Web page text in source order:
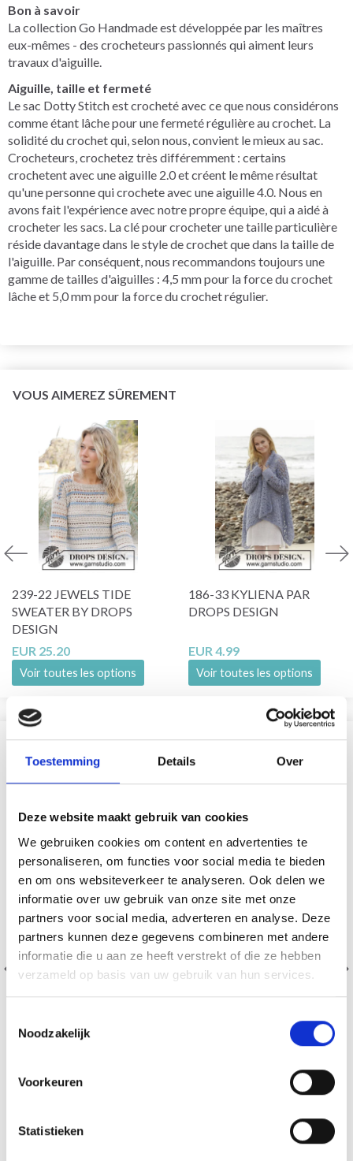
Toestemming Details Over
Deze website maakt gebruik van cookies
We gebruiken cookies om content en advertenties te
personaliseren, om functies voor social media te bieden
en om ons websiteverkeer te analyseren. Ook delen we
informatie over uw gebruik van onze site met onze
partners voor social media, adverteren en analyse. Deze
partners kunnen deze gegevens combineren met andere
informatie die u aan ze heeft verstrekt of die ze hebben
verzameld op basis van uw gebruik van hun services.
Noodzakelijk
Voorkeuren
Statistieken
Bon à savoir
La collection Go Handmade est développée par les maîtres
eux-mêmes - des crocheteurs passionnés qui aiment leurs
travaux d'aiguille.
Aiguille, taille et fermeté
Le sac Dotty Stitch est crocheté avec ce que nous considérons
comme étant lâche pour une fermeté régulière au crochet. La
solidité du crochet qui, selon nous, convient le mieux au sac.
Crocheteurs, crochetez très différemment : certains
crochetent avec une aiguille 2.0 et créent le même résultat
qu'une personne qui crochete avec une aiguille 4.0. Nous en
avons fait l'expérience avec notre propre équipe, qui a aidé à
crocheter les sacs. La clé pour crocheter une taille particulière
réside davantage dans le style de crochet que dans la taille de
l'aiguille. Par conséquent, nous recommandons toujours une
gamme de tailles d'aiguilles : 4,5 mm pour la force du crochet
lâche et 5,0 mm pour la force du crochet régulier.
VOUS AIMEREZ SÛREMENT
239-22 JEWELS TIDE
SWEATER BY DROPS
DESIGN
EUR 25.20
Voir toutes les options
186-33 KYLIENA PAR
DROPS DESIGN
EUR 4.99
Voir toutes les options
21% de réduction
EUR 10.93EUR 13.85